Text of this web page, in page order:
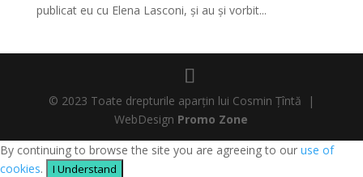
publicat eu cu Elena Lasconi, și au și vorbit...
© 2023 Toate drepturile aparțin lui Cosmin Țîntă |
WebDesign Promo Zone
By continuing to browse the site you are agreeing to our use of
cookies. I Understand